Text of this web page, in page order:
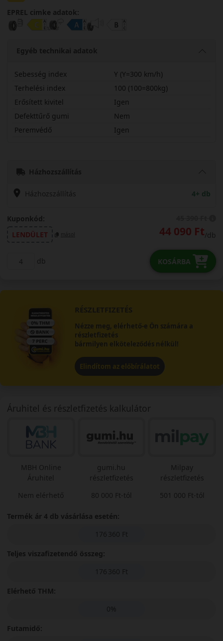
EPREL cimke adatok:
Egyéb technikai adatok
Sebesség index
Y (Y=300 km/h)
Terhelési index
100 (100=800kg)
Erősített kivitel
Igen
Defekttűrő gumi
Nem
Peremvédő
Igen
Házhozszállítás
Házhozszállítás 4+ db
Kuponkód:
LENDÜLET
másol 44 090 Ft/db
db KOSÁRBA
RÉSZLETFIZETÉS
Nézze meg, elérhető-e Ön számára a
részletfizetés
bármilyen elköteleződés nélkül!
Elindítom az előbírálatot
Áruhitel és részletfizetés kalkulátor
MBH Online
Áruhitel
Nem elérhető
gumi.hu
részletfizetés
80 000 Ft-tól
Milpay
részletfizetés
501 000 Ft-tól
Termék ár 4 db vásárlása esetén:
176 360 Ft
Teljes viszafizetendő összeg:
176 360 Ft
Elérhető THM:
0%
Futamidő: